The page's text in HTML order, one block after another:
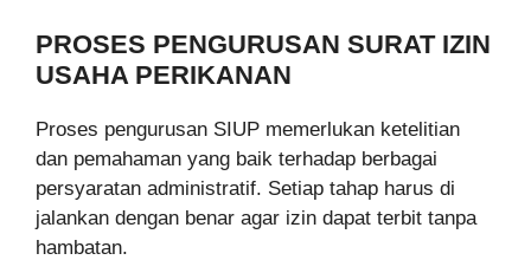
PROSES PENGURUSAN SURAT IZIN
USAHA PERIKANAN
Proses pengurusan SIUP memerlukan ketelitian
dan pemahaman yang baik terhadap berbagai
persyaratan administratif. Setiap tahap harus di
jalankan dengan benar agar izin dapat terbit tanpa
hambatan.